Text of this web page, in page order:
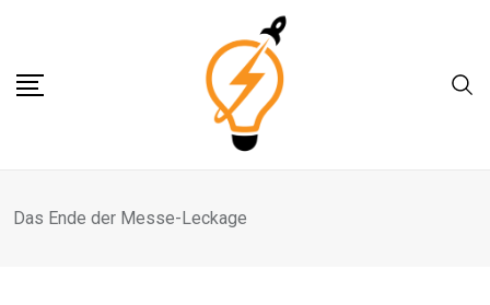
content
Das Ende der Messe-Leckage